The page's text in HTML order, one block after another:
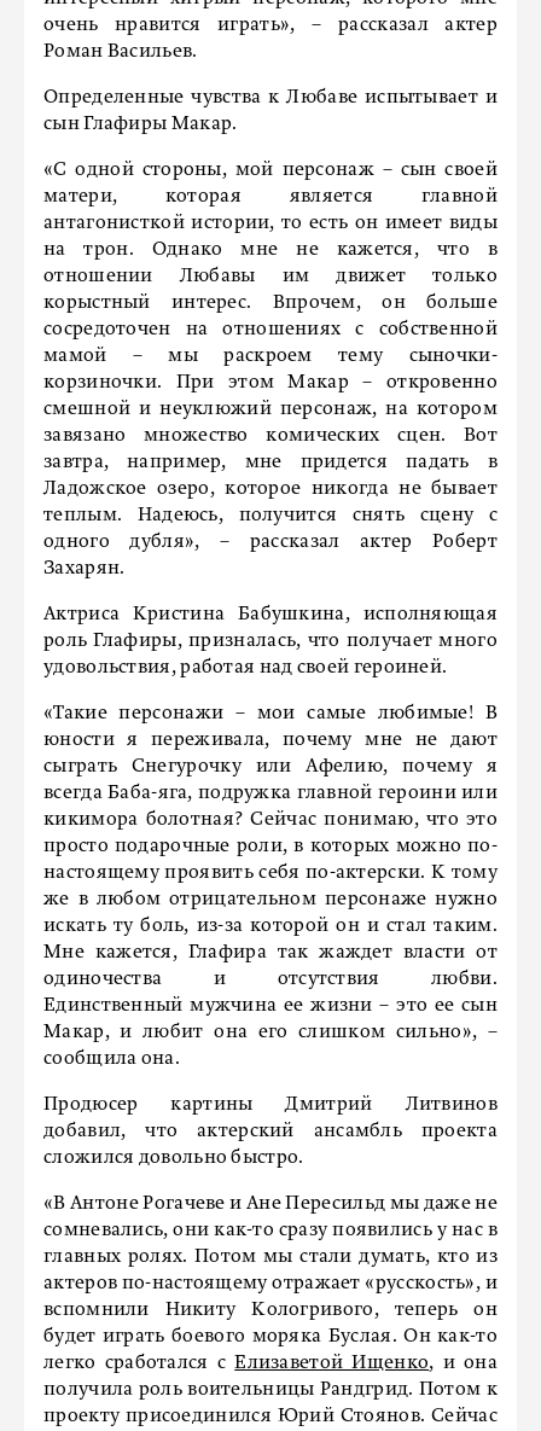
очень нравится играть», – рассказал актер
Роман Васильев.
Определенные чувства к Любаве испытывает и
сын Глафиры Макар.
«С одной стороны, мой персонаж – сын своей
матери, которая является главной
антагонисткой истории, то есть он имеет виды
на трон. Однако мне не кажется, что в
отношении Любавы им движет только
корыстный интерес. Впрочем, он больше
сосредоточен на отношениях с собственной
мамой – мы раскроем тему сыночки-
корзиночки. При этом Макар – откровенно
смешной и неуклюжий персонаж, на котором
завязано множество комических сцен. Вот
завтра, например, мне придется падать в
Ладожское озеро, которое никогда не бывает
теплым. Надеюсь, получится снять сцену с
одного дубля», – рассказал актер Роберт
Захарян.
Актриса Кристина Бабушкина, исполняющая
роль Глафиры, призналась, что получает много
удовольствия, работая над своей героиней.
«Такие персонажи – мои самые любимые! В
юности я переживала, почему мне не дают
сыграть Снегурочку или Афелию, почему я
всегда Баба-яга, подружка главной героини или
кикимора болотная? Сейчас понимаю, что это
просто подарочные роли, в которых можно по-
настоящему проявить себя по-актерски. К тому
же в любом отрицательном персонаже нужно
искать ту боль, из-за которой он и стал таким.
Мне кажется, Глафира так жаждет власти от
одиночества и отсутствия любви.
Единственный мужчина ее жизни – это ее сын
Макар, и любит она его слишком сильно», –
сообщила она.
Продюсер картины Дмитрий Литвинов
добавил, что актерский ансамбль проекта
сложился довольно быстро.
«В Антоне Рогачеве и Ане Пересильд мы даже не
сомневались, они как-то сразу появились у нас в
главных ролях. Потом мы стали думать, кто из
актеров по-настоящему отражает «русскость», и
вспомнили Никиту Кологривого, теперь он
будет играть боевого моряка Буслая. Он как-то
легко сработался сЕлизаветой Ищенко, и она
получила роль воительницы Рандгрид. Потом к
проекту присоединился Юрий Стоянов. Сейчас